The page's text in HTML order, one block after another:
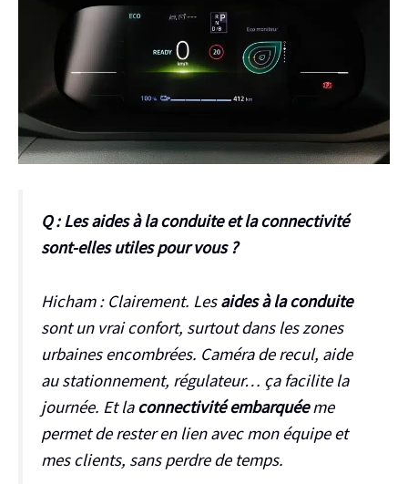
Q : Les aides à la conduite et la connectivité
sont-elles utiles pour vous ?
Hicham :Clairement. Lesaides à la conduite
sont un vrai confort, surtout dans les zones
urbaines encombrées. Caméra de recul, aide
au stationnement, régulateur… ça facilite la
journée. Et laconnectivité embarquéeme
permet de rester en lien avec mon équipe et
mes clients, sans perdre de temps.